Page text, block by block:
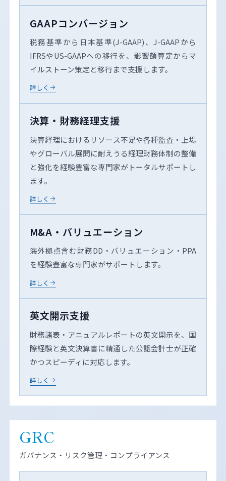
GAAPコンバージョン
税務基準から日本基準(J-GAAP)、J-GAAPから
IFRSやUS-GAAPへの移行を、影響額算定からマ
イルストーン策定と移行まで支援します。
詳しく
決算・財務経理支援
決算経理におけるリソース不足や各種監査・上場
やグローバル展開に耐えうる経理財務体制の整備
と強化を経験豊富な専門家がトータルサポートし
ます。
詳しく
M&A・バリュエーション
海外拠点含む財務DD・バリュエーション・PPA
を経験豊富な専門家がサポートします。
詳しく
英文開示支援
財務諸表・アニュアルレポートの英文開示を、国
際経験と英文決算書に精通した公認会計士が正確
かつスピーディに対応します。
詳しく
GRC
ガバナンス・リスク管理・コンプライアンス